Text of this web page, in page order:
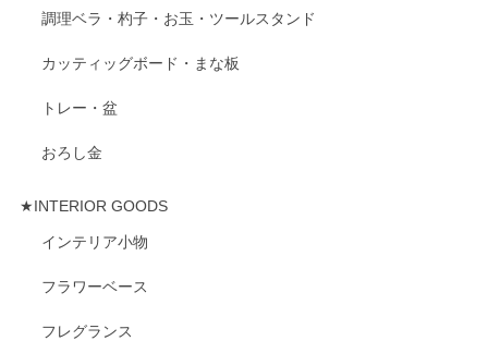
調理ベラ・杓子・お玉・ツールスタンド
カッティッグボード・まな板
トレー・盆
おろし金
★INTERIOR GOODS
インテリア小物
フラワーベース
フレグランス